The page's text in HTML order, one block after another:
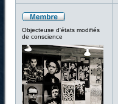
Objecteuse d'états modifiés
de conscience